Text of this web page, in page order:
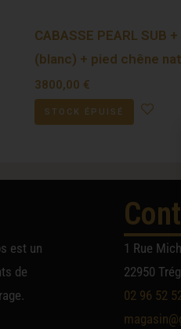
CABASSE PEARL SUB +
(blanc) + pied chêne
3800,00 €
STOCK ÉPUISÉ
est un
de
1 Rue
22950
02 96 52 52